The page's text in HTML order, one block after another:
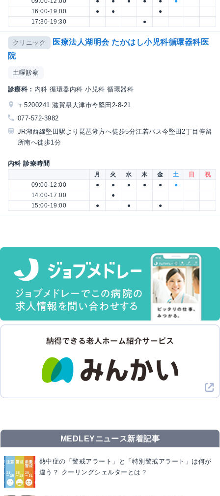
16:00-19:00
● ●
●
17:30-19:30
●
クリニック
医療法人湖明会 たかはし小児科循環器科医
院
土曜診察
診療科： 内科 循環器内科 小児科 循環器科
〒5200241 滋賀県大津市今堅田2-8-21
077-572-3982
JR湖西線堅田駅より琵琶湖方へ徒歩5分江若バス今堅田2丁目停留
所南へ徒歩1分
内科 診療時間
月 火 水 木 金 土 日
祝
09:00-12:00
● ● ● ● ●
●
14:00-17:00
●
15:00-19:00
● ● ●
MEDLEYニュース新着記事
熱中症の「警戒アラート」と「特別警戒アラート」は何が
違う？ クーリングシェルターとは？